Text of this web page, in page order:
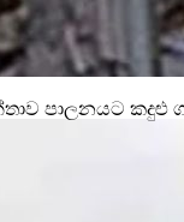
පාලනයට කදුළු